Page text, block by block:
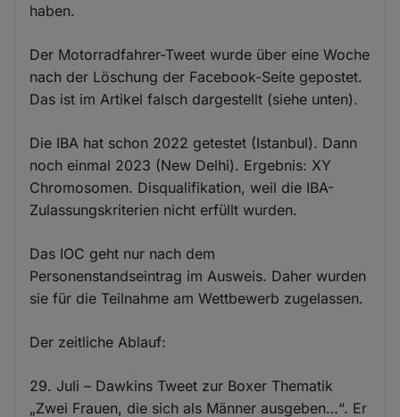
haben.
Der Motorradfahrer-Tweet wurde über eine Woche
nach der Löschung der Facebook-Seite gepostet.
Das ist im Artikel falsch dargestellt (siehe unten).
Die IBA hat schon 2022 getestet (Istanbul). Dann
noch einmal 2023 (New Delhi). Ergebnis: XY
Chromosomen. Disqualifikation, weil die IBA-
Zulassungskriterien nicht erfüllt wurden.
Das IOC geht nur nach dem
Personenstandseintrag im Ausweis. Daher wurden
sie für die Teilnahme am Wettbewerb zugelassen.
Der zeitliche Ablauf:
29. Juli – Dawkins Tweet zur Boxer Thematik
„Zwei Frauen, die sich als Männer ausgeben…“. Er